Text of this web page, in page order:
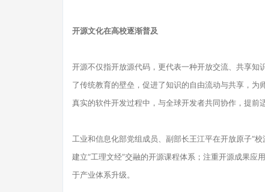
开源文化在高校逐渐普及
开源不仅指开放源代码，更代表一种开放交流、共享
了传统教育的壁垒，促进了知识的自由流动与共享，
真实的软件开发过程中，与全球开发者共同协作，提前
工业和信息化部党组成员、副部长王江平在开放原子“
建立“工理文经”交融的开源课程体系；注重开源成果
于产业体系升级。